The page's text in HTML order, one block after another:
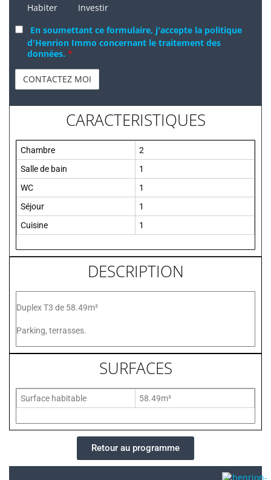
Habiter
Investir
En soumettant ce formulaire, j'accepte la politique
d'Henrion Immo concernant le traitement des
données. *
CARACTERISTIQUES
Chambre
2
Salle de bain
1
WC
1
Séjour
1
Cuisine
1
DESCRIPTION
Duplex T3 de 58.49m²
Parking, terrasses.
SURFACES
Surface habitable 58.49m²
Retour au programme